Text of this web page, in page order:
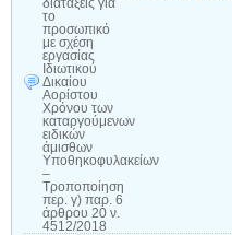
διατάξεις για
το
προσωπικό
με σχέση
εργασίας
Ιδιωτικού
Δικαίου
Αορίστου
Χρόνου των
καταργούμενων
ειδικών
άμισθων
Υποθηκοφυλακείων
–
Τροποποίηση
περ. γ) παρ. 6
άρθρου 20 ν.
4512/2018